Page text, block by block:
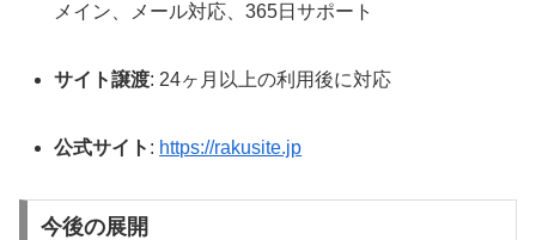
メイン、メール対応、365日サポート
サイト譲渡: 24ヶ月以上の利用後に対応
公式サイト : https://rakusite.jp
今後の展開